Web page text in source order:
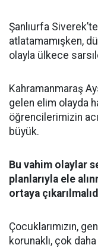
Şanlıurfa
atlatamamışken,
olayla ülkece
Kahramanmaraş
gelen elim olayda
öğrencilerimizin
büyük.
Bu vahim olaylar
planlarıyla ele
ortaya
Çocuklarımızın,
korunaklı, çok